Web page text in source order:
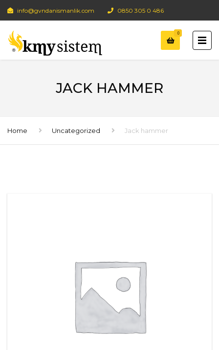
info@gvndanismanlik.com 0850 305 0 486
0
JACK HAMMER
Home Uncategorized Jack hammer